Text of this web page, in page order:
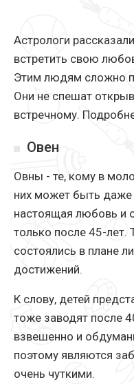
Астрологи
встретить свою
Этим людям сложно
Они не спешат
встречному.
Овен
Овны - те, кому в
них может быть даже
настоящая любовь и
только после 45-лет.
состоялись в плане
достижений.
К слову, детей
тоже заводят после
взвешенно и
поэтому являются
очень чуткими.